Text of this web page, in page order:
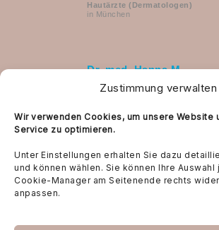
Zustimmung verwalten
Wir verwenden Cookies, um unsere Website
Service zu optimieren.
Unter Einstellungen erhalten Sie dazu
und können wählen. Sie können Ihre Auswahl
Cookie-Manager am Seitenende rechts
anpassen.
Hautärzte (Dermatologen)
in München
Dr. med. Hanna M.
D. Halter
Hautärzte (Dermatologen)
in München auf
LASERTHERAPIE